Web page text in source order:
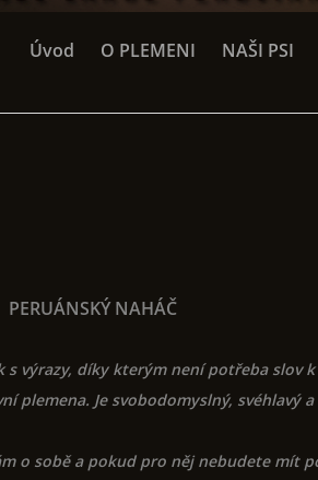
Úvod O PLEMENI NAŠI PSI
PERUÁNSKÝ NAHÁČ
s výrazy, díky kterým není potřeba slov
plemena. Je svobodomyslný, svéhlavý
o sobě a pokud pro něj nebudete mít